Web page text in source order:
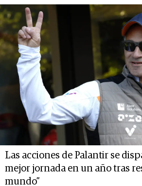
Las acciones de Palantir se
mejor jornada en un año tras
mundo”